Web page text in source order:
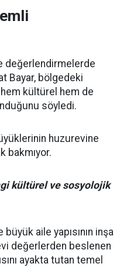
değerlendirmelerde
Bayar, bölgedeki
hem kültürel hem de
söyledi.
huzurevine
bakmıyor.
kültürel ve sosyolojik
aile yapısının inşa
değerlerden beslenen
ayakta tutan temel